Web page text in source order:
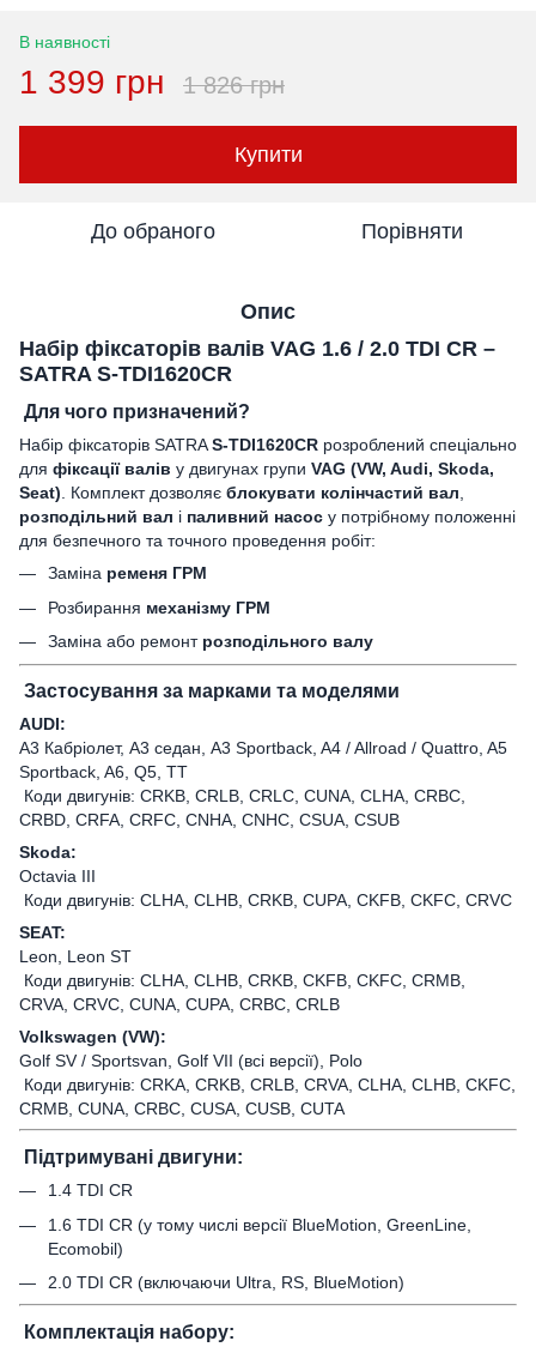
В наявності
1 399 грн 1 826 грн
Купити
До обраного Порівняти
Опис
Набір фіксаторів валів VAG 1.6 / 2.0 TDI CR –
SATRA S-TDI1620CR
Для чого призначений?
Набір фіксаторів SATRAS-TDI1620CR розроблений спеціально
для фіксації валів у двигунах групи VAG (VW, Audi, Skoda,
Seat). Комплект дозволяє блокувати колінчастий вал,
розподільний вал і паливний насос у потрібному положенні
для безпечного та точного проведення робіт:
Заміна ременя ГРМ
Розбирання механізму ГРМ
Заміна або ремонт розподільного валу
Застосування за марками та моделями
AUDI:
A3 Кабріолет, A3 седан, A3 Sportback, A4 / Allroad / Quattro, A5
Sportback, A6, Q5, TT
Коди двигунів: CRKB, CRLB, CRLC, CUNA, CLHA, CRBC,
CRBD, CRFA, CRFC, CNHA, CNHC, CSUA, CSUB
Skoda:
Octavia III
Коди двигунів: CLHA, CLHB, CRKB, CUPA, CKFB, CKFC, CRVC
SEAT:
Leon, Leon ST
Коди двигунів: CLHA, CLHB, CRKB, CKFB, CKFC, CRMB,
CRVA, CRVC, CUNA, CUPA, CRBC, CRLB
Volkswagen (VW):
Golf SV / Sportsvan, Golf VII (всі версії), Polo
Коди двигунів: CRKA, CRKB, CRLB, CRVA, CLHA, CLHB, CKFC,
CRMB, CUNA, CRBC, CUSA, CUSB, CUTA
Підтримувані двигуни:
1.4 TDI CR
1.6 TDI CR (у тому числі версії BlueMotion, GreenLine,
Ecomobil)
2.0 TDI CR (включаючи Ultra, RS, BlueMotion)
Комплектація набору: